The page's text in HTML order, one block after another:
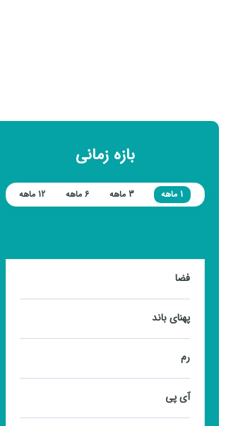
بازہ زمانی
1 ماهه 3 ماهه 6 ماهه 12 ماهه
فضا
پهنای باند
رم
آی پی